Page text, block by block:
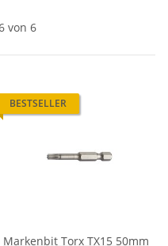
von 6
BESTSELLER
Markenbit Torx TX15 50mm